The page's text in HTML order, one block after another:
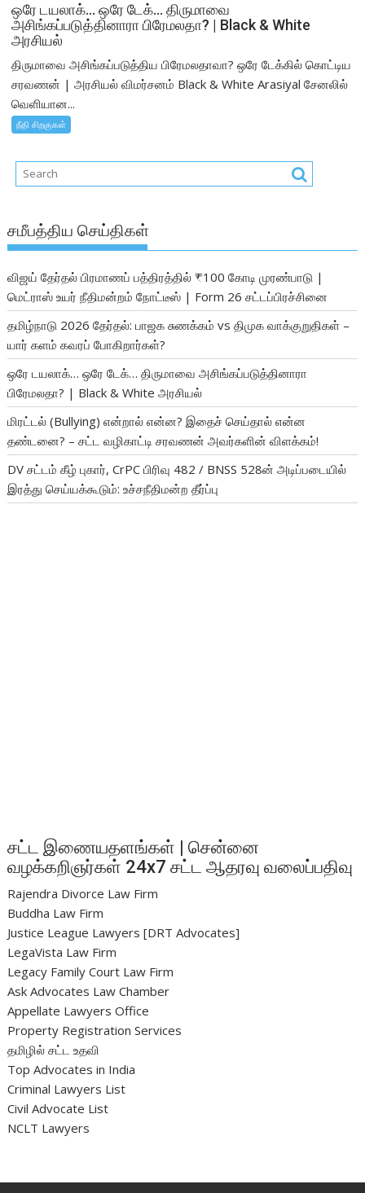
ஒரே டயலாக்… ஒரே டேக்… திருமாவை
அசிங்கப்படுத்தினாரா பிரேமலதா? | Black & White
அரசியல்
திருமாவை அசிங்கப்படுத்திய பிரேமலதாவா? ஒரே டேக்கில் கொட்டிய
சரவணன் | அரசியல் விமர்சனம் Black & White Arasiyal சேனலில்
வெளியான...
நீதி சிறகுகள்
சமீபத்திய செய்திகள்
விஜய் தேர்தல் பிரமாணப் பத்திரத்தில் ₹100 கோடி முரண்பாடு |
மெட்ராஸ் உயர் நீதிமன்றம் நோட்டீஸ் | Form 26 சட்டப்பிரச்சினை
தமிழ்நாடு 2026 தேர்தல்: பாஜக சுணக்கம் vs திமுக வாக்குறுதிகள் –
யார் களம் கவரப் போகிறார்கள்?
ஒரே டயலாக்… ஒரே டேக்… திருமாவை அசிங்கப்படுத்தினாரா
பிரேமலதா? | Black & White அரசியல்
மிரட்டல் (Bullying) என்றால் என்ன? இதைச் செய்தால் என்ன
தண்டனை? – சட்ட வழிகாட்டி சரவணன் அவர்களின் விளக்கம்!
DV சட்டம் கீழ் புகார், CrPC பிரிவு 482 / BNSS 528ன் அடிப்படையில்
இரத்து செய்யக்கூடும்: உச்சநீதிமன்ற தீர்ப்பு
சட்ட இணையதளங்கள் | சென்னை
வழக்கறிஞர்கள் 24x7 சட்ட ஆதரவு வலைப்பதிவு
Rajendra Divorce Law Firm
Buddha Law Firm
Justice League Lawyers [DRT Advocates]
LegaVista Law Firm
Legacy Family Court Law Firm
Ask Advocates Law Chamber
Appellate Lawyers Office
Property Registration Services
தமிழில் சட்ட உதவி
Top Advocates in India
Criminal Lawyers List
Civil Advocate List
NCLT Lawyers